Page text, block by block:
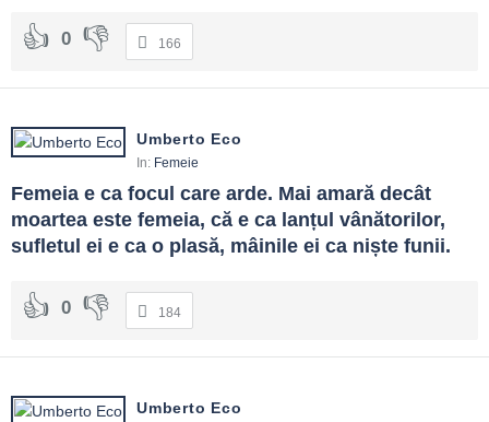
0 166
Umberto Eco
In: Femeie
Femeia e ca focul care arde. Mai amară decât
moartea este femeia, că e ca lanțul vânătorilor,
sufletul ei e ca o plasă, mâinile ei ca niște funii.
0 184
Umberto Eco